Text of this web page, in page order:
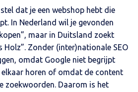
dat je een webshop hebt die
In Nederland wil je gevonden
maar in Duitsland zoekt
Holz”. Zonder (inter)nationale SEO
omdat Google niet begrijpt
elkaar horen of omdat de content
zoekwoorden. Daarom is het